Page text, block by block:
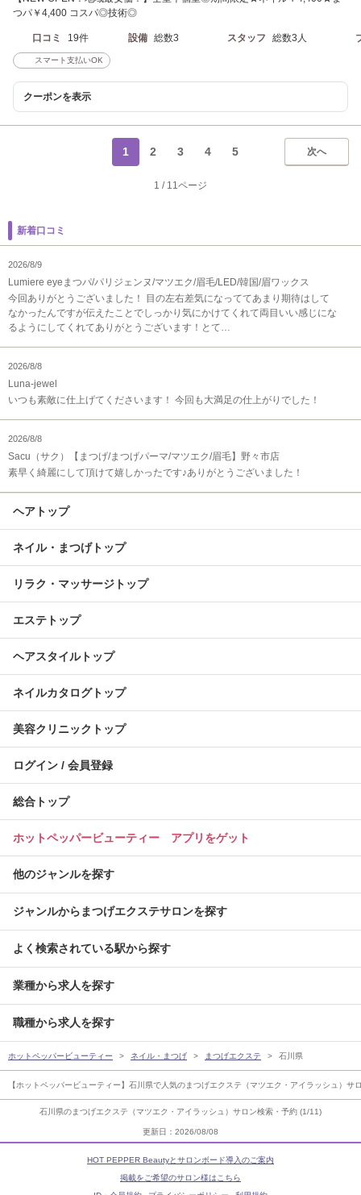
石川県のまつげエクステ（マツエク・アイラッシュ）サロン検索・予約 (1/11)
更新日：2026/08/08
つパ￥4,400 コスパ◎技術◎
口コミ 19件 設備 総数3 スタッフ 総数3人
スマート支払いOK
クーポンを表示
次へ
1 2 3 4 5
1 / 11ページ
新着口コミ
2026/8/9
Lumiere eyeまつパ/パリジェンヌ/マツエク/眉毛/LED/韓国/眉ワックス
今回ありがとうございました！ 目の左右差気になっててあまり期待はして
なかったんですが伝えたことでしっかり気にかけてくれて両目いい感じにな
るようにしてくれてありがとうございます！とて…
2026/8/8
Luna-jewel
いつも素敵に仕上げてくださいます！ 今回も大満足の仕上がりでした！
2026/8/8
Sacu（サク）【まつげ/まつげパーマ/マツエク/眉毛】野々市店
素早く綺麗にして頂けて嬉しかったです♪ありがとうございました！
ヘアトップ
ネイル・まつげトップ
リラク・マッサージトップ
エステトップ
ヘアスタイルトップ
ネイルカタログトップ
美容クリニックトップ
ログイン / 会員登録
総合トップ
ホットペッパービューティー アプリをゲット
他のジャンルを探す
ジャンルからまつげエクステサロンを探す
よく検索されている駅から探す
業種から求人を探す
職種から求人を探す
ホットペッパービューティー ネイル・まつげ まつげエクステ 石川県
【ホットペッパービューティー】石川県で人気のまつげエクステ（マツエク・アイラッシュ）
HOT PEPPER Beautyとサロンボード導入のご案内
掲載をご希望のサロン様はこちら